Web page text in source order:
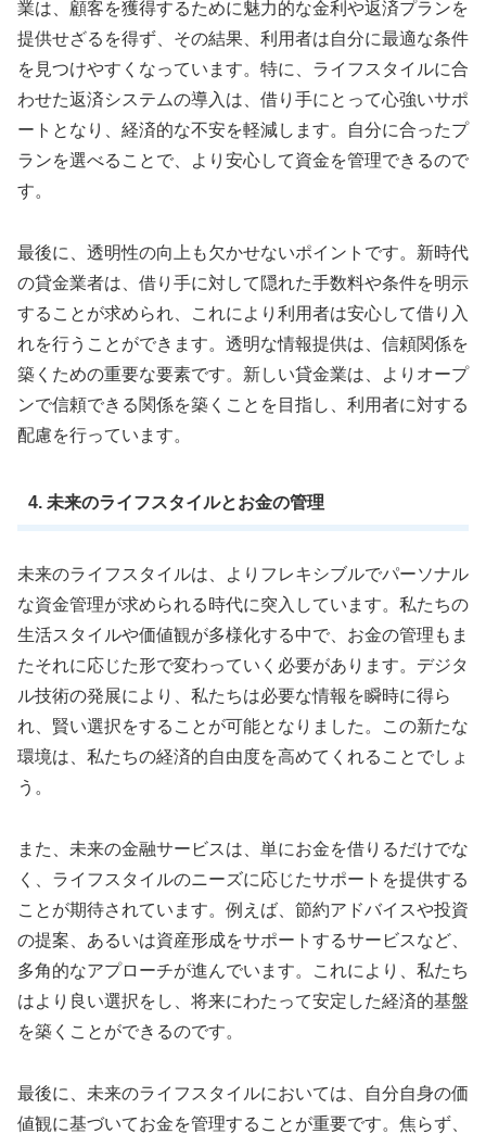
業は、顧客を獲得するために魅力的な金利や返済プランを
提供せざるを得ず、その結果、利用者は自分に最適な条件
を見つけやすくなっています。特に、ライフスタイルに合
わせた返済システムの導入は、借り手にとって心強いサポ
ートとなり、経済的な不安を軽減します。自分に合ったプ
ランを選べることで、より安心して資金を管理できるので
す。
最後に、透明性の向上も欠かせないポイントです。新時代
の貸金業者は、借り手に対して隠れた手数料や条件を明示
することが求められ、これにより利用者は安心して借り入
れを行うことができます。透明な情報提供は、信頼関係を
築くための重要な要素です。新しい貸金業は、よりオープ
ンで信頼できる関係を築くことを目指し、利用者に対する
配慮を行っています。
4. 未来のライフスタイルとお金の管理
未来のライフスタイルは、よりフレキシブルでパーソナル
な資金管理が求められる時代に突入しています。私たちの
生活スタイルや価値観が多様化する中で、お金の管理もま
たそれに応じた形で変わっていく必要があります。デジタ
ル技術の発展により、私たちは必要な情報を瞬時に得ら
れ、賢い選択をすることが可能となりました。この新たな
環境は、私たちの経済的自由度を高めてくれることでしょ
う。
また、未来の金融サービスは、単にお金を借りるだけでな
く、ライフスタイルのニーズに応じたサポートを提供する
ことが期待されています。例えば、節約アドバイスや投資
の提案、あるいは資産形成をサポートするサービスなど、
多角的なアプローチが進んでいます。これにより、私たち
はより良い選択をし、将来にわたって安定した経済的基盤
を築くことができるのです。
最後に、未来のライフスタイルにおいては、自分自身の価
値観に基づいてお金を管理することが重要です。焦らず、